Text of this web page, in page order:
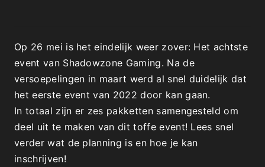
​Op 26 mei is het eindelijk weer zover: Het achtste
event van Shadowzone Gaming. Na de
versoepelingen in maart werd al snel duidelijk dat
het eerste event van 2022 door kan gaan.
In totaal zijn er zes pakketten samengesteld om
deel uit te maken van dit toffe event! Lees snel
verder wat de planning is en hoe je kan
inschrijven!